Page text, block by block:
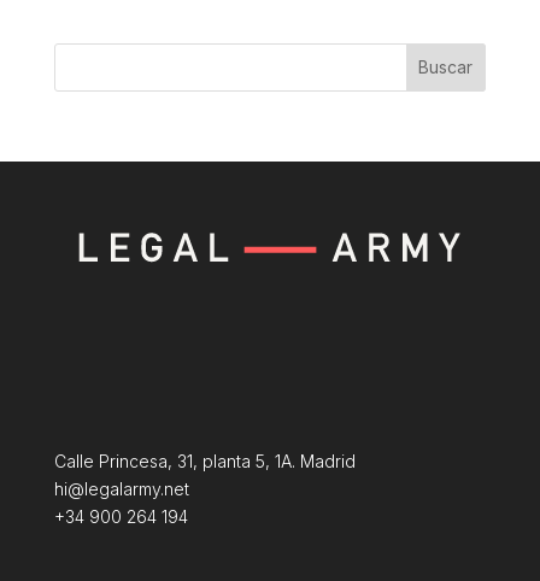
Buscar
Calle Princesa, 31, planta 5, 1A. Madrid
hi@legalarmy.net
+34 900 264 194